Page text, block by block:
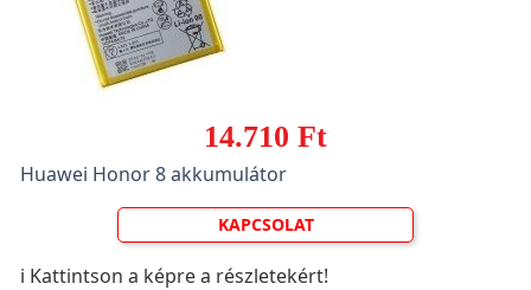
14.710 Ft
Huawei Honor 8 akkumulátor
KAPCSOLAT
ℹ️ Kattintson a képre a részletekért!